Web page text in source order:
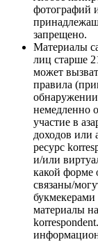
фотографий
запрещено.
Материалы
лиц старше
может
правила
немедленно
участие в
доходов или
ресурс
и/или
какой форме
связаны/
материалы